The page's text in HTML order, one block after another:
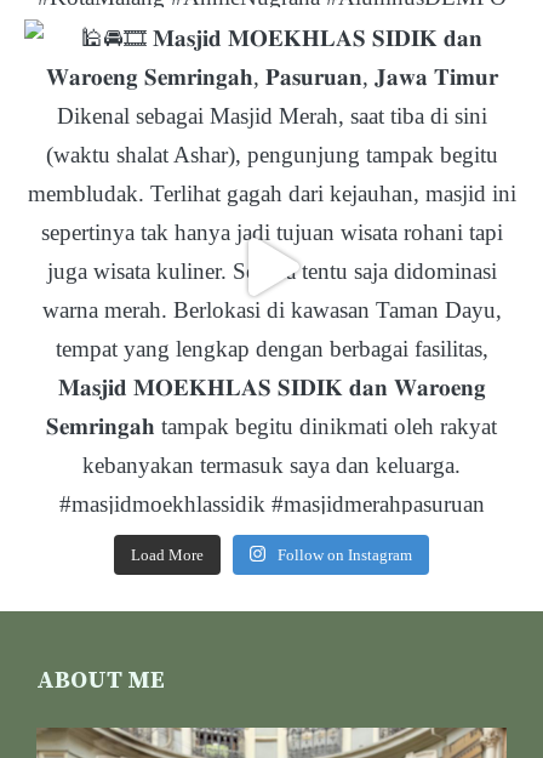
Load More Follow on Instagram
ABOUT ME